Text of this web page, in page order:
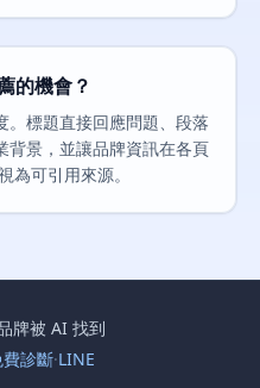
的機會？
。標題直接回應問題、段落
背景，並讓品牌資訊在各頁
為可引用來源。
牌被 AI 找到
診斷·LINE